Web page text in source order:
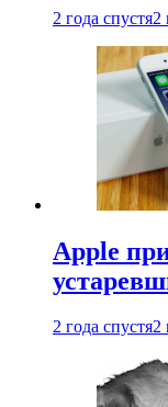
2 года спустя2
Apple
2 года спустя2